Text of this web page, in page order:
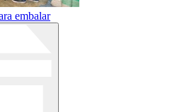
embalar